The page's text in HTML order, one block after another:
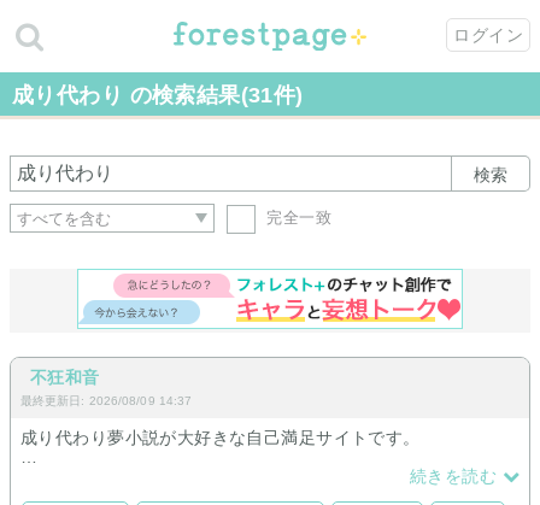
ログイン
成り代わり の検索結果(31件)
検索
完全一致
不狂和音
最終更新日: 2026/08/09 14:37
成り代わり夢小説が大好きな自己満足サイトです。
続きを読む